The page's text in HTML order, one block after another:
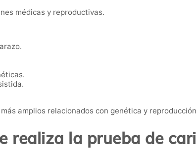
médicas y reproductivas.
amplios relacionados con genética y
realiza la prueba de